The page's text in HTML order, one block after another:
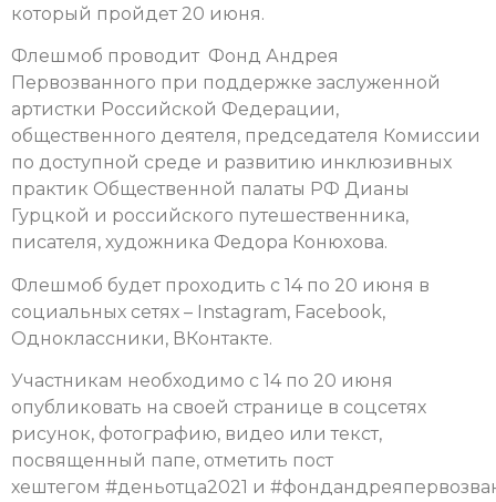
который пройдет 20 июня.
Флешмоб проводит Фонд Андрея
Первозванного при поддержке заслуженной
артистки Российской Федерации,
общественного деятеля, председателя Комиссии
по доступной среде и развитию инклюзивных
практик Общественной палаты РФ Дианы
Гурцкой и российского путешественника,
писателя, художника Федора Конюхова.
Флешмоб будет проходить с 14 по 20 июня в
социальных сетях – Instagram, Facebook,
Одноклассники, ВКонтакте.
Участникам необходимо с 14 по 20 июня
опубликовать на своей странице в соцсетях
рисунок, фотографию, видео или текст,
посвященный папе, отметить пост
хештегом #деньотца2021 и